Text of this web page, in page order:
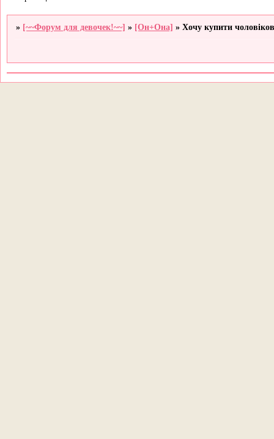
» [~~Форум для девочек!~~] » [Он+Она] »Хочу купити